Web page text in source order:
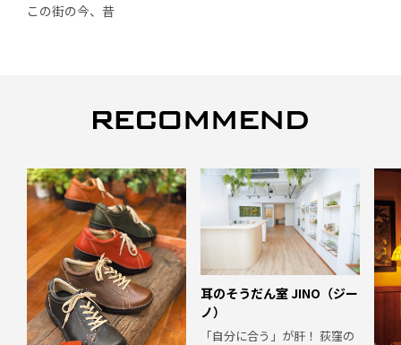
この街の今、昔
耳のそうだん室 JINO（ジー
ノ）
「自分に合う」が肝！ 荻窪の